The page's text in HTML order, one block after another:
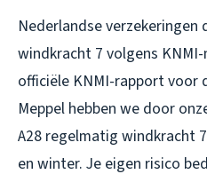
Nederlandse
windkracht 7 volgens
officiële KNMI-rapport voor
Meppel hebben we door
A28 regelmatig windkracht
en winter. Je eigen risico